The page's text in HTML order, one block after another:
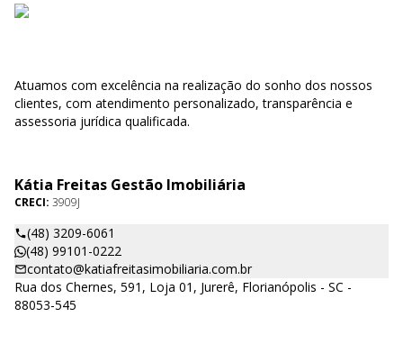
Atuamos com excelência na realização do sonho dos nossos
clientes, com atendimento personalizado, transparência e
assessoria jurídica qualificada.
Kátia Freitas Gestão Imobiliária
CRECI: 3909J
(48) 3209-6061
(48) 99101-0222
contato@katiafreitasimobiliaria.com.br
Rua dos Chernes, 591, Loja 01, Jurerê, Florianópolis - SC -
88053-545